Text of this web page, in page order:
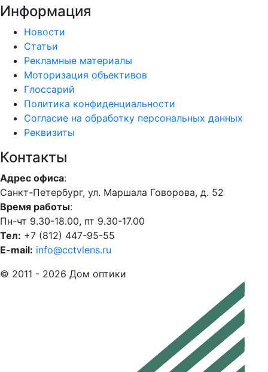
Информация
Новости
Статьи
Рекламные материалы
Моторизация объективов
Глоссарий
Политика конфиденциальности
Согласие на обработку персональных данных
Реквизиты
Контакты
Адрес офиса:
Санкт-Петербург, ул. Маршала Говорова, д. 52
Время работы:
Пн-чт 9.30-18.00, пт 9.30-17.00
Тел: +7 (812) 447-95-55
E-mail: info@cctvlens.ru
© 2011 - 2026 Дом оптики